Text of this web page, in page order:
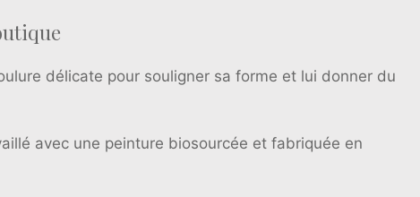
délicate pour souligner sa forme et lui donner du
avec une peinture biosourcée et fabriquée en